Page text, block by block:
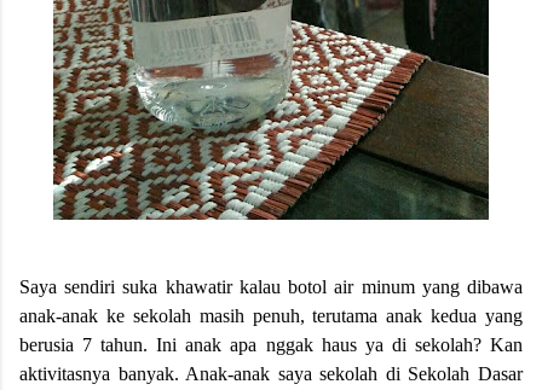
Saya sendiri suka khawatir kalau botol air minum yang dibawa
anak-anak ke sekolah masih penuh, terutama anak kedua yang
berusia 7 tahun. Ini anak apa nggak haus ya di sekolah? Kan
aktivitasnya banyak. Anak-anak saya sekolah di Sekolah Dasar